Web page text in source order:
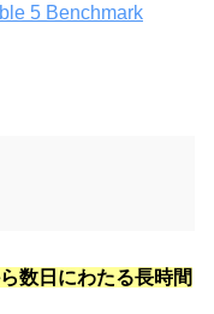
5 Benchmark
数日にわたる長時間